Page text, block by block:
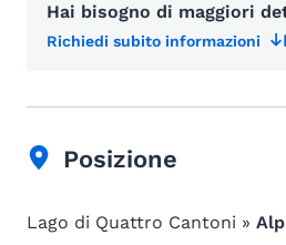
Hai bisogno di maggiori
Richiedi subito informazioni
Posizione
Lago di Quattro Cantoni »